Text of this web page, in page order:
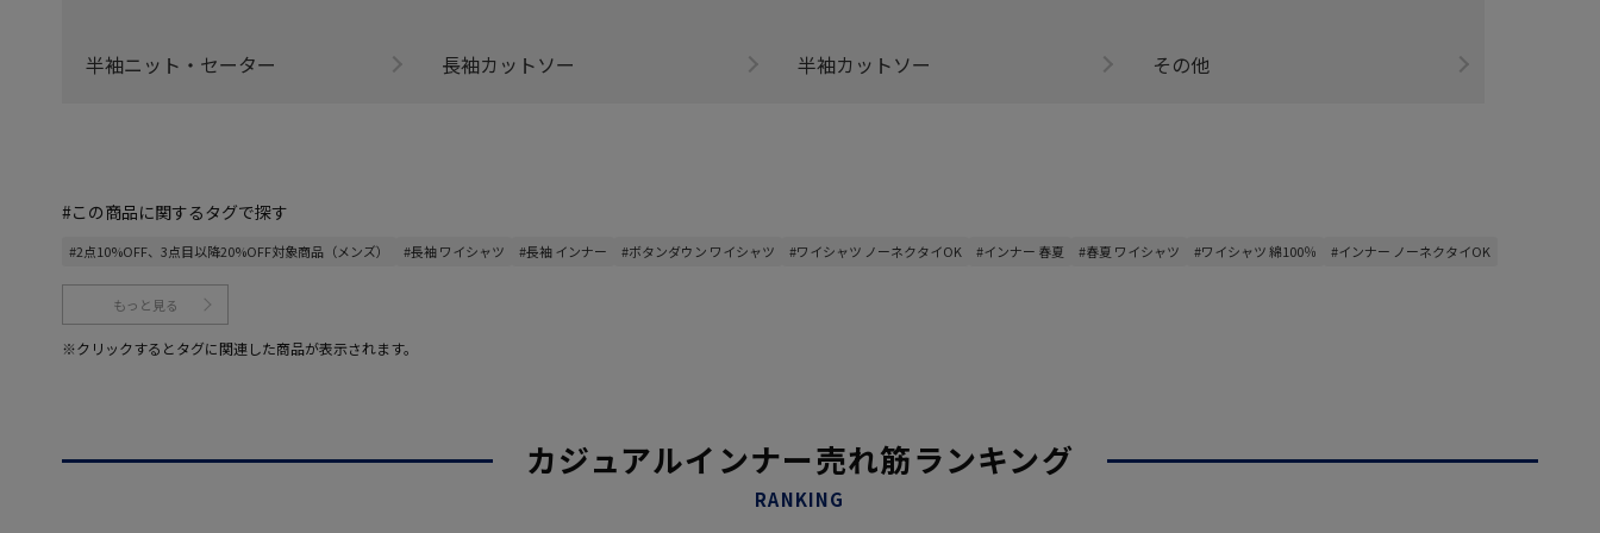
半袖ニット・セーター 長袖カットソー 半袖カットソー その他
#この商品に関するタグで探す
#2点10%OFF、3点目以降20%OFF対象商品（メンズ） #長袖 ワイシャツ #長袖 インナー #ボタンダウン ワイシャツ #ワイシャツ ノーネクタイOK #インナー 春夏 #春夏 ワイシャツ #ワイシャツ 綿100％ #インナー ノーネクタイOK
もっと見る
※クリックするとタグに関連した商品が表示されます。
カジュアルインナー売れ筋ランキング
RANKING